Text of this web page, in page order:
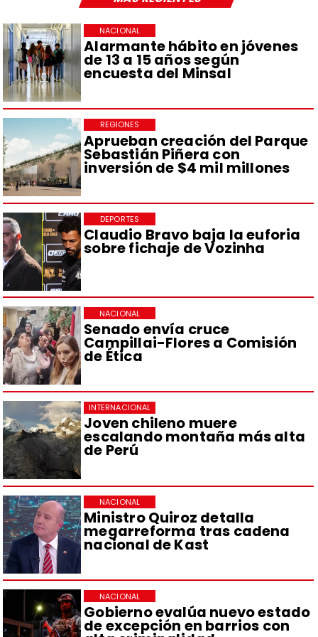
Alarmante hábito en jóvenes
de 13 a 15 años según
encuesta del Minsal
NACIONAL
Aprueban creación del Parque
Sebastián Piñera con
inversión de $4 mil millones
REGIONES
Claudio Bravo baja la euforia
sobre fichaje de Vozinha
DEPORTES
Senado envía cruce
Campillai-Flores a Comisión
de Ética
NACIONAL
Joven chileno muere
escalando montaña más alta
de Perú
INTERNACIONAL
Ministro Quiroz detalla
megarreforma tras cadena
nacional de Kast
NACIONAL
Gobierno evalúa nuevo estado
de excepción en barrios con
NACIONAL